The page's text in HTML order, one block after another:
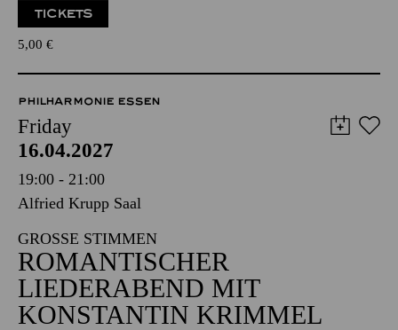
TICKETS
5,00 €
PHILHARMONIE ESSEN
Friday
16.04.2027
19:00 - 21:00
Alfried Krupp Saal
GROSSE STIMMEN
ROMANTISCHER
LIEDERABEND MIT
KONSTANTIN KRIMMEL